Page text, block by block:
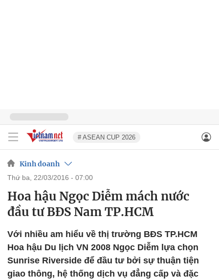
# ASEAN CUP 2026
Kinh doanh
thứ ba, 22/03/2016 - 07:00
Hoa hậu Ngọc Diễm mách nước
đầu tư BĐS Nam TP.HCM
Với nhiều am hiểu về thị trường BĐS TP.HCM
Hoa hậu Du lịch VN 2008 Ngọc Diễm lựa chọn
Sunrise Riverside để đầu tư bởi sự thuận tiện
giao thông, hệ thống dịch vụ đẳng cấp và đặc